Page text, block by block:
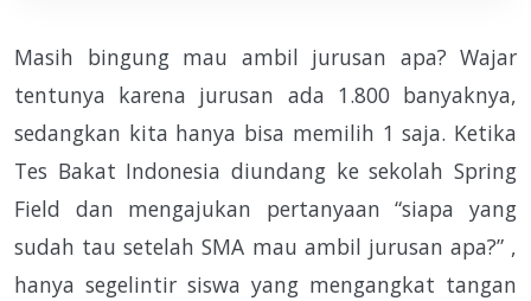
Masih bingung mau ambil jurusan apa? Wajar
tentunya karena jurusan ada 1.800 banyaknya,
sedangkan kita hanya bisa memilih 1 saja. Ketika
Tes Bakat Indonesia diundang ke sekolah Spring
Field dan mengajukan pertanyaan “siapa yang
sudah tau setelah SMA mau ambil jurusan apa?” ,
hanya segelintir siswa yang mengangkat tangan